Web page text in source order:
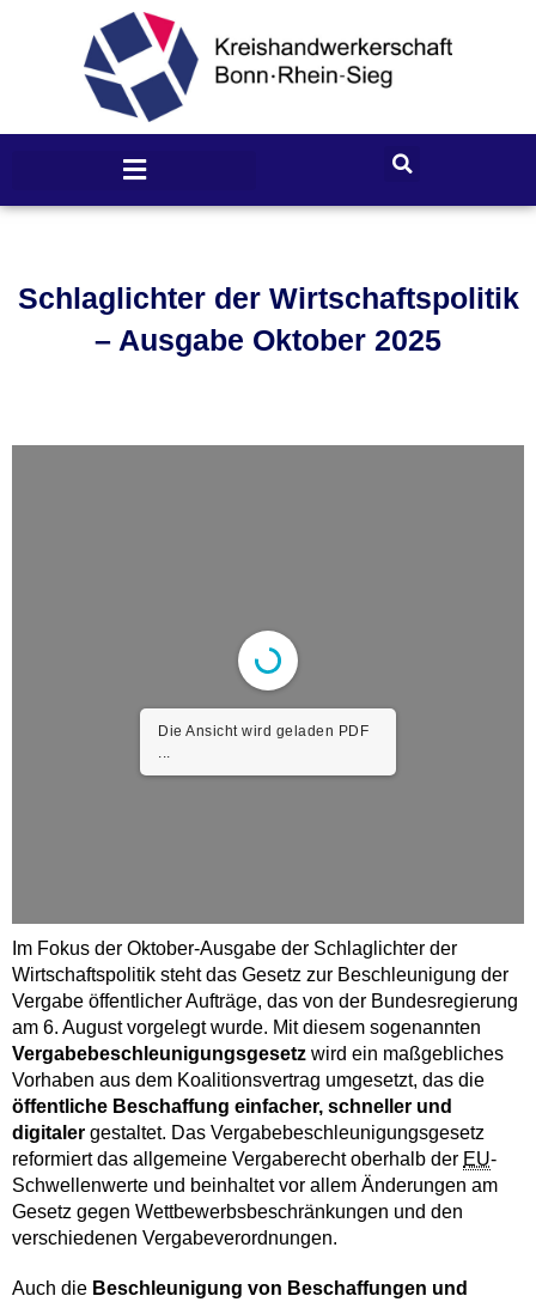
Schlaglichter der Wirtschaftspolitik
– Ausgabe Oktober 2025
Die Ansicht wird geladen PDF
...
Im Fokus der Oktober-Ausgabe der Schlaglichter der
Wirtschaftspolitik steht das Gesetz zur Beschleunigung der
Vergabe öffentlicher Aufträge, das von der Bundesregierung
am 6. August vorgelegt wurde. Mit diesem sogenannten
Vergabebeschleunigungsgesetz wird ein maßgebliches
Vorhaben aus dem Koalitionsvertrag umgesetzt, das die
öffentliche Beschaffung einfacher, schneller und
digitaler gestaltet. Das Vergabebeschleunigungsgesetz
reformiert das allgemeine Vergaberecht oberhalb der EU-
Schwellenwerte und beinhaltet vor allem Änderungen am
Gesetz gegen Wettbewerbsbeschränkungen und den
verschiedenen Vergabeverordnungen.
Auch die Beschleunigung von Beschaffungen und